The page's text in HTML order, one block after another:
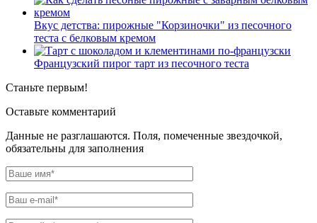
Вкус детства: пирожные "Корзиночки" из песочного
теста с белковым кремом
Французский пирог тарт из песочного теста
Станьте первым!
Оставьте комментарий
Данные не разглашаются. Поля, помеченные звездочкой,
обязательны для заполнения